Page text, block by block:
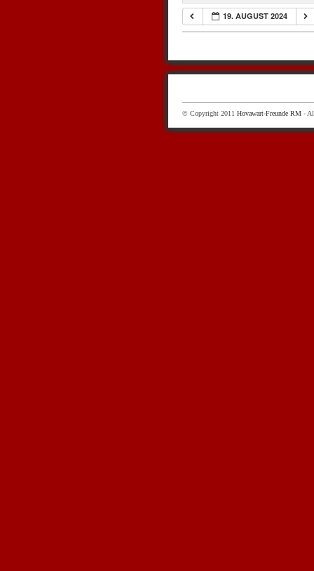
19. AUGUST 2024
© Copyright 2011 Hovawart-Freunde RM -